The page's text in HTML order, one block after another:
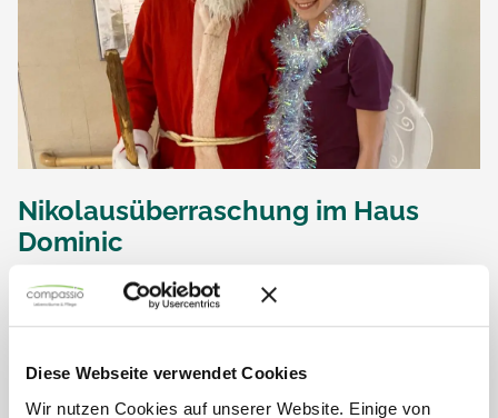
Diese Webseite verwendet Cookies
Wir nutzen Cookies auf unserer Website. Einige von
Nikolausüberraschung im Haus
Dominic
Am vergangenen Samstag erlebten die Bewohnerinnen
und Bewohner des compassio Haus Dominic in Elsenfeld
eine wunderbare vorweihnachtliche Überraschung.
mit Musiker...